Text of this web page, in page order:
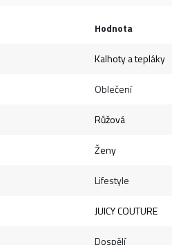
Hodnota
Kalhoty a tepláky
Oblečení
Růžová
Ženy
Lifestyle
JUICY COUTURE
Dospělí